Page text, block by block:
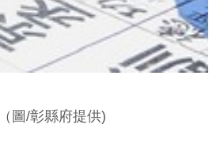
圖/彰縣府提供)